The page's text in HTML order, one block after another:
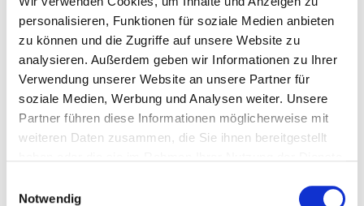
personalisieren, Funktionen für soziale Medien anbieten
zu können und die Zugriffe auf unsere Website zu
analysieren. Außerdem geben wir Informationen zu Ihrer
Verwendung unserer Website an unsere Partner für
soziale Medien, Werbung und Analysen weiter. Unsere
Partner führen diese Informationen möglicherweise mit
weiteren Daten zusammen, die Sie ihnen bereitgestellt
Notwendig